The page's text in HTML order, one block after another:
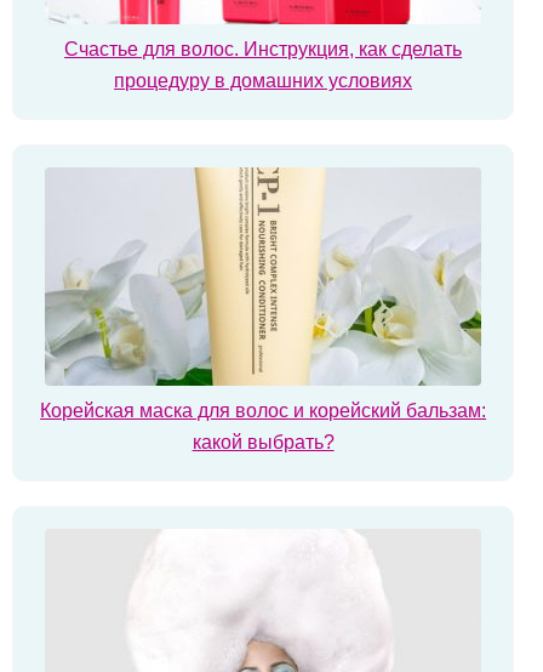
Счастье для волос. Инструкция, как сделать
процедуру в домашних условиях
Корейская маска для волос и корейский бальзам:
какой выбрать?